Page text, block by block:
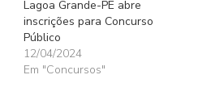
Lagoa Grande-PE abre
inscrições para Concurso
Público
12/04/2024
Em "Concursos"